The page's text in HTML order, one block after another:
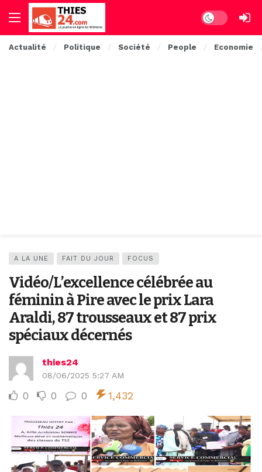
Dark mode
Actualité Politique Société People Economie
A LA UNE FAIT DU JOUR FOCUS
Vidéo/L’excellence célébrée au
féminin à Pire avec le prix Lara
Araldi, 87 trousseaux et 87 prix
spéciaux décernés
thies24
08/06/2025 5:27 AM
0 0 0 1,432